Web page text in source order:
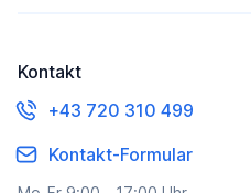
Kontakt
+43 720 310 499
Kontakt-Formular